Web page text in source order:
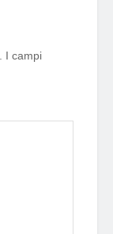
I campi